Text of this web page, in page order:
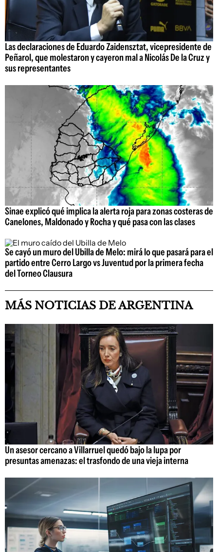
Las declaraciones de Eduardo Zaidensztat, vicepresidente de
Peñarol, que molestaron y cayeron mal a Nicolás De la Cruz y
sus representantes
Sinae explicó qué implica la alerta roja para zonas costeras de
Canelones, Maldonado y Rocha y qué pasa con las clases
Se cayó un muro del Ubilla de Melo: mirá lo que pasará para el
partido entre Cerro Largo vs Juventud por la primera fecha
del Torneo Clausura
MÁS NOTICIAS DE ARGENTINA
Un asesor cercano a Villarruel quedó bajo la lupa por
presuntas amenazas: el trasfondo de una vieja interna